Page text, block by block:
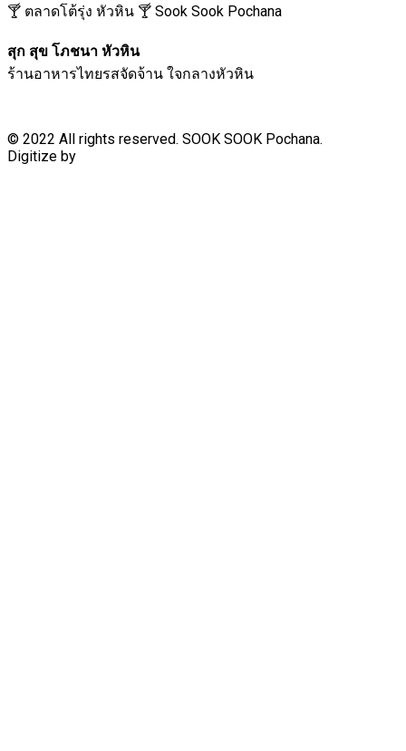
🍸 ตลาดโต้รุ่ง หัวหิน 🍸 Sook Sook Pochana
สุก สุข โภชนา หัวหิน
ร้านอาหารไทยรสจัดจ้าน ใจกลางหัวหิน
© 2022 All rights reserved. SOOK SOOK Pochana.
Digitize by